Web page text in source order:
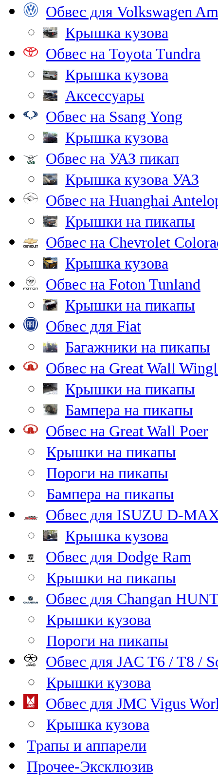
Обвес для Volkswagen
Крышка кузова
Обвес на Toyota Tundra
Крышка кузова
Аксессуары
Обвес на Ssang Yong
Крышка кузова
Обвес на УАЗ пикап
Крышка кузова УАЗ
Обвес на Huanghai
Крышки на пикапы
Обвес на Chevrolet
Крышка кузова
Обвес на Foton Tunland
Крышки на пикапы
Обвес для Fiat
Багажники на пикапы
Обвес на Great Wall
Крышки на пикапы
Бампера на пикапы
Обвес на Great Wall Poer
Крышки на пикапы
Пороги на пикапы
Бампера на пикапы
Обвес для ISUZU D-
Крышка кузова
Обвес для Dodge Ram
Крышки на пикапы
Обвес для Changan
Крышки кузова
Пороги на пикапы
Обвес для JAC T6 / T8 /
Крышки кузова
Обвес для JMC Vigus
Крышка кузова
Трапы и аппарели
Прочее-Эксклюзив